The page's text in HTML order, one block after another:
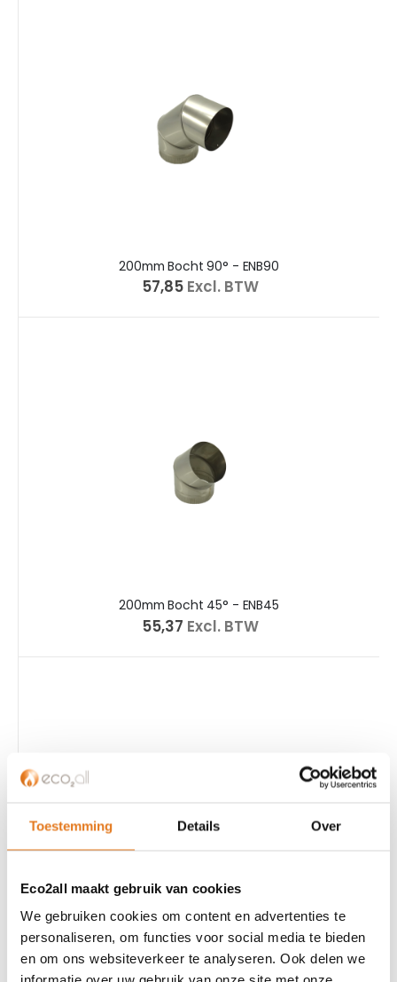
Toestemming Details Over
Eco2all maakt gebruik van cookies
We gebruiken cookies om content en advertenties te
personaliseren, om functies voor social media te bieden
en om ons websiteverkeer te analyseren. Ook delen we
200mm Bocht 90° - ENB90
€ 57,85 Excl. BTW
200mm Bocht 45° - ENB45
€ 55,37 Excl. BTW
200mm Bocht 30° - ENB30
€ 55,37 Excl. BTW